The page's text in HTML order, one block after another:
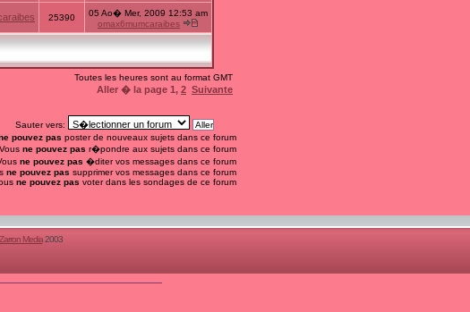
25390
05 Ao� Mer, 2009 12:53 am
omax6mumcaraibes
Toutes les heures sont au format GMT
Aller � la page 1, 2 Suivante
Sauter vers:
pouvez pas poster de nouveaux sujets dans ce forum
Vous ne pouvez pas r�pondre aux sujets dans ce forum
ne pouvez pas �diter vos messages dans ce forum
ne pouvez pas supprimer vos messages dans ce forum
ne pouvez pas voter dans les sondages de ce forum
Zarron Media2003